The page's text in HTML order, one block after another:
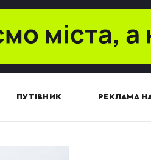
ПУТІВНИК РЕКЛАМА